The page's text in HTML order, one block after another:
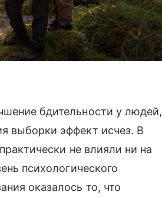
бдительности у людей,
выборки эффект исчез. В
не влияли ни на
психологического
оказалось то, что